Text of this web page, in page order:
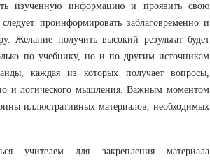
изученную информацию и проявить свою
проинформировать заблаговременно и
Желание получить высокий результат будет
по учебнику, но и по другим источникам
каждая из которых получает вопросы,
и логического мышления. Важным моментом
иллюстративных материалов, необходимых
учителем для закрепления материала